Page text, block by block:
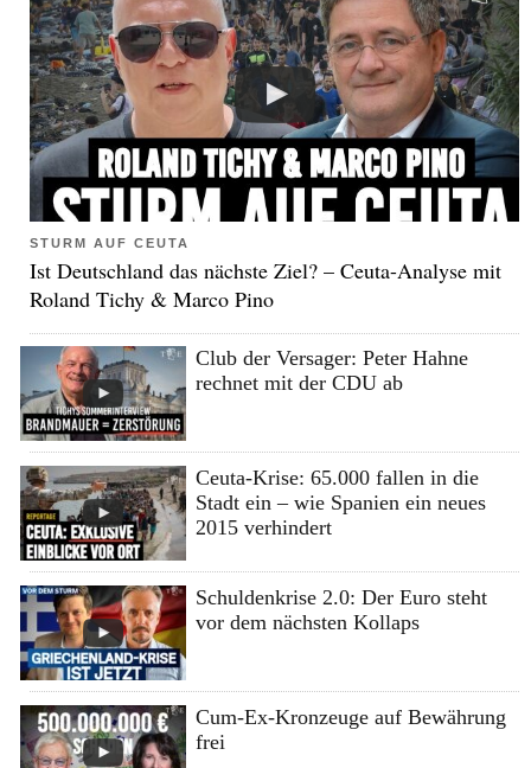
STURM AUF CEUTA
Ist Deutschland das nächste Ziel? – Ceuta-Analyse mit
Roland Tichy & Marco Pino
Club der Versager: Peter Hahne
rechnet mit der CDU ab
Ceuta-Krise: 65.000 fallen in die
Stadt ein – wie Spanien ein neues
2015 verhindert
Schuldenkrise 2.0: Der Euro steht
vor dem nächsten Kollaps
Cum-Ex-Kronzeuge auf Bewährung
frei